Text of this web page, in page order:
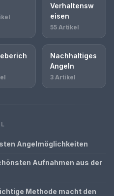
Verhaltensw
eisen
55 Artikel
Nachhaltiges
Angeln
3 Artikel
Angelmöglichkeiten
Aufnahmen aus der
Methode macht den